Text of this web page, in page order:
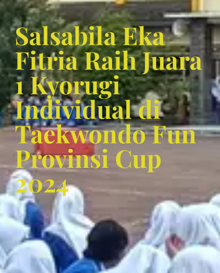
Salsabila Eka
Fitria Raih Juara
1 Kyorugi
Individual di
Taekwondo Fun
Provinsi Cup
2024